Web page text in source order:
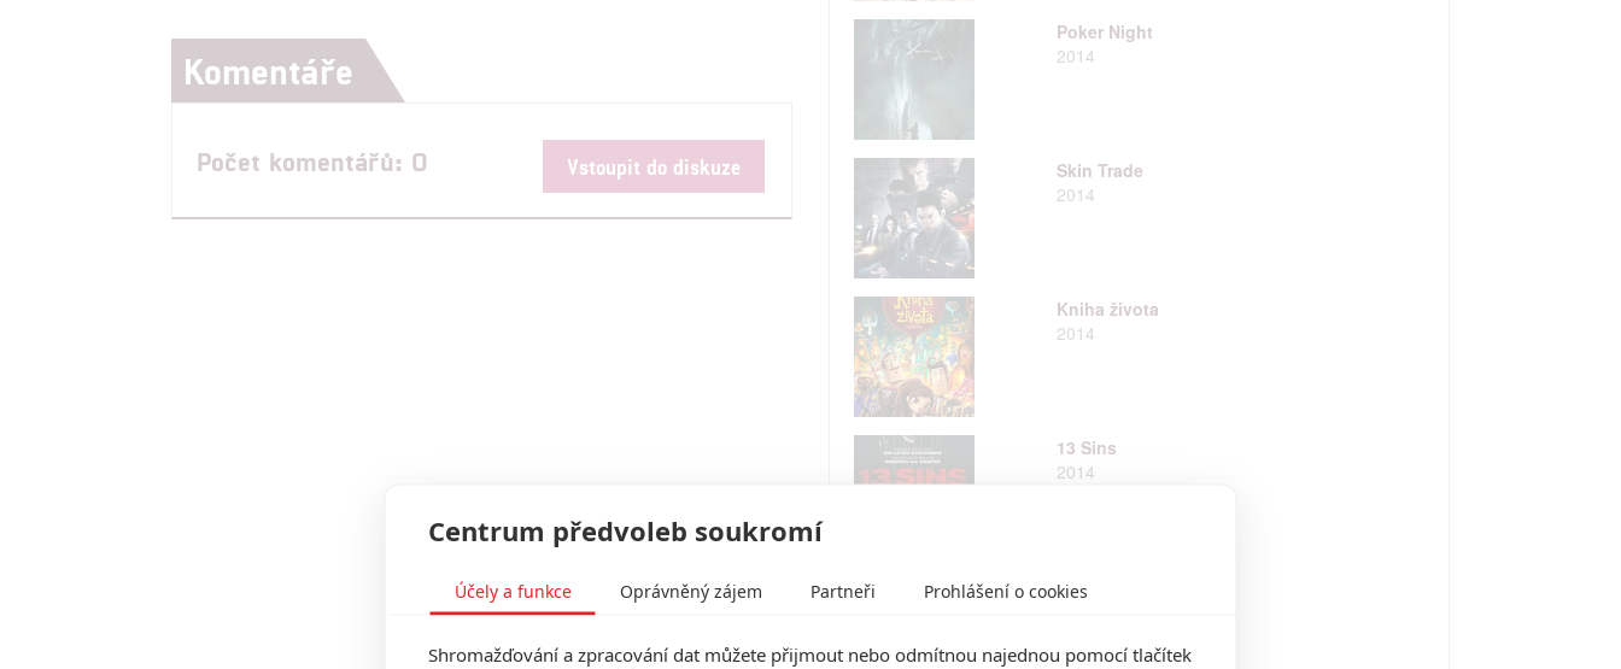
Komentáře
Počet komentářů: 0 Vstoupit do diskuze
Poker Night
2014
Skin Trade
2014
Kniha života
2014
13 Sins
2014
Kid Cannabis
Centrum předvoleb soukromí
Účely a funkce Oprávněný zájem Partneři Prohlášení o cookies
Shromažďování a zpracování dat můžete přijmout nebo odmítnou najednou pomocí tlačítek